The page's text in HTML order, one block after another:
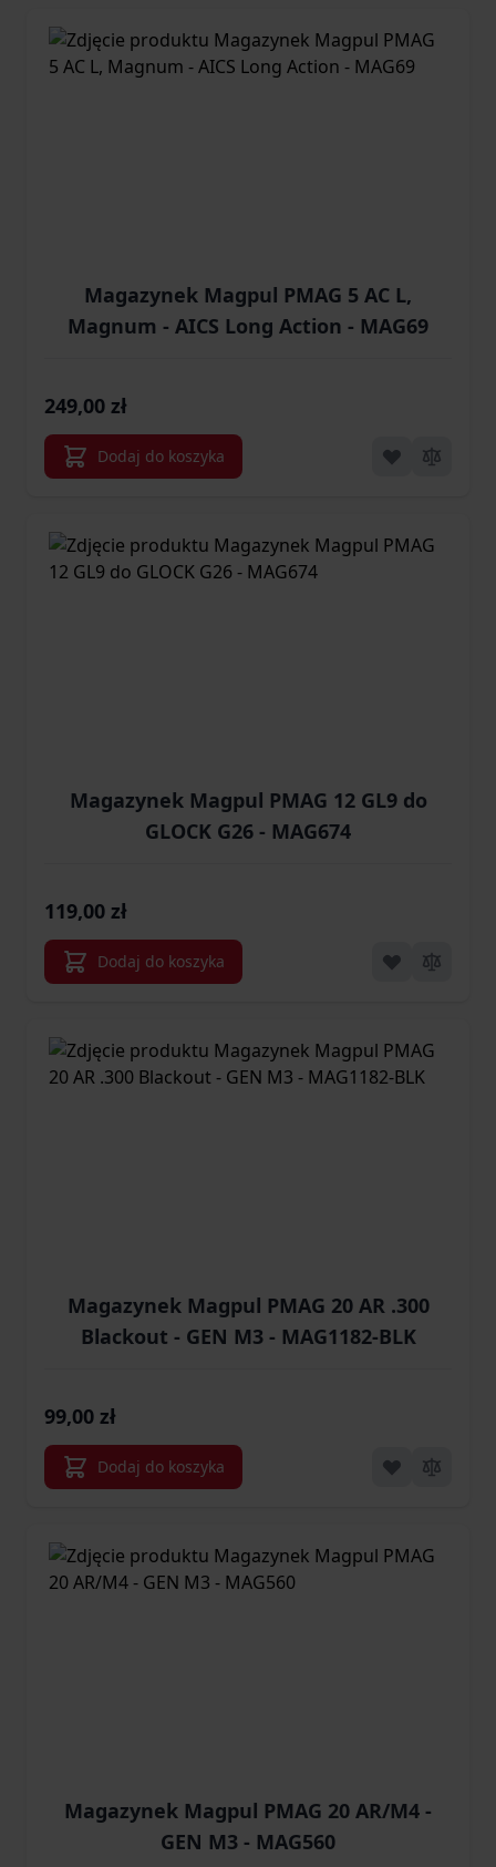
Magazynek Magpul PMAG 5 AC L,
Magnum - AICS Long Action - MAG69
249,00 zł
Dodaj do koszyka
Magazynek Magpul PMAG 12 GL9 do
GLOCK G26 - MAG674
119,00 zł
Dodaj do koszyka
Magazynek Magpul PMAG 20 AR .300
Blackout - GEN M3 - MAG1182-BLK
99,00 zł
Dodaj do koszyka
Magazynek Magpul PMAG 20 AR/M4 -
GEN M3 - MAG560